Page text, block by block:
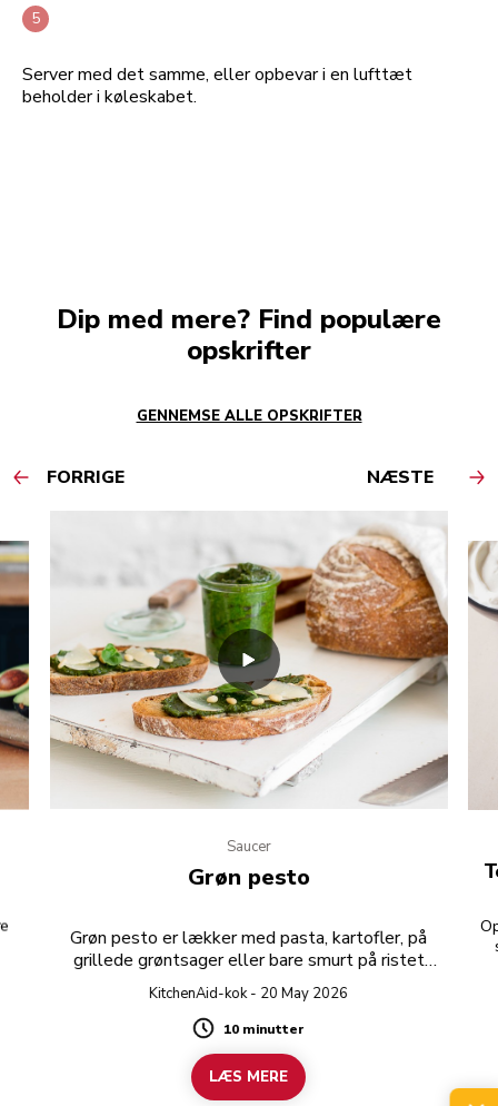
Server med det samme, eller opbevar i en lufttæt
beholder i køleskabet.
Dip med mere? Find populære
opskrifter
GENNEMSE ALLE OPSKRIFTER
FORRIGE NÆSTE
Saucer
Grøn pesto
Grøn pesto er lækker med pasta, kartofler, på
grillede grøntsager eller bare smurt på ristet
brød.
KitchenAid-kok - 20 May 2026
Duration
10 minutter
LÆS MERE